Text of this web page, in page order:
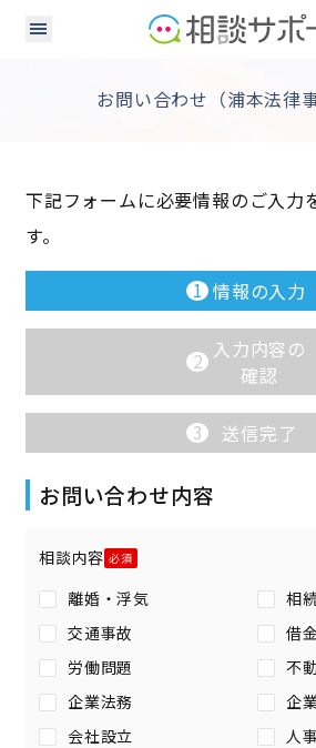
お問い合わせ（浦本法律
下記フォームに必要情報のご入力
す。
1 情報の入力
2 入力内容の
確認
3 送信完了
お問い合わせ内容
相談内容
離婚・浮気
相
交通事故
借
労働問題
不
企業法務
企
会社設立
人